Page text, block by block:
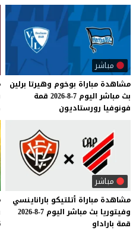
مباشر
مشاهدة مباراة بوخوم وهيرتا برلين
بث مباشر اليوم 7-8-2026
قمة
فونوفيا رورستاديون
مباشر
مشاهدة مباراة أتلتيكو باراناينسي
وفيتوريا بث مباشر اليوم 7-8-2026
قمة باراداو